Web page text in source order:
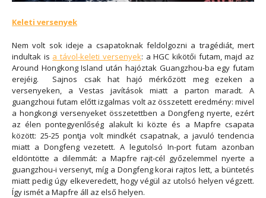
Keleti versenyek
Nem volt sok ideje a csapatoknak feldolgozni a tragédiát, mert
indultak is a távol-keleti versenyek: a HGC kikötői futam, majd az
Around Hongkong Island után hajóztak Guangzhou-ba egy futam
erejéig. Sajnos csak hat hajó mérkőzött meg ezeken a
versenyeken, a Vestas javítások miatt a parton maradt. A
guangzhoui futam előtt izgalmas volt az összetett eredmény: mivel
a hongkongi versenyeket összetettben a Dongfeng nyerte, ezért
az élen pontegyenlőség alakult ki közte és a Mapfre csapata
között: 25-25 pontja volt mindkét csapatnak, a javuló tendencia
miatt a Dongfeng vezetett. A legutolsó In-port futam azonban
eldöntötte a dilemmát: a Mapfre rajt-cél győzelemmel nyerte a
guangzhou-i versenyt, míg a Dongfeng korai rajtos lett, a büntetés
miatt pedig úgy elkeveredett, hogy végül az utolsó helyen végzett.
Így ismét a Mapfre áll az első helyen.